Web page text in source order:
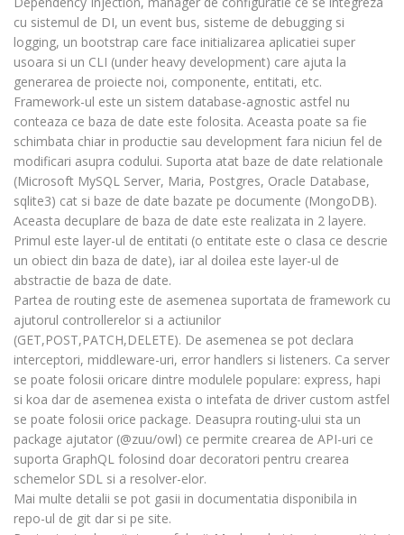
cu sistemul de DI, un event bus, sisteme de debugging si
logging, un bootstrap care face initializarea aplicatiei super
usoara si un CLI (under heavy development) care ajuta la
generarea de proiecte noi, componente, entitati, etc.
Framework-ul este un sistem database-agnostic astfel nu
conteaza ce baza de date este folosita. Aceasta poate sa fie
schimbata chiar in productie sau development fara niciun fel de
modificari asupra codului. Suporta atat baze de date relationale
(Microsoft MySQL Server, Maria, Postgres, Oracle Database,
sqlite3) cat si baze de date bazate pe documente (MongoDB).
Aceasta decuplare de baza de date este realizata in 2 layere.
Primul este layer-ul de entitati (o entitate este o clasa ce descrie
un obiect din baza de date), iar al doilea este layer-ul de
abstractie de baza de date.
Partea de routing este de asemenea suportata de framework cu
ajutorul controllerelor si a actiunilor
(GET,POST,PATCH,DELETE). De asemenea se pot declara
interceptori, middleware-uri, error handlers si listeners. Ca server
se poate folosii oricare dintre modulele populare: express, hapi
si koa dar de asemenea exista o intefata de driver custom astfel
se poate folosii orice package. Deasupra routing-ului sta un
package ajutator (@zuu/owl) ce permite crearea de API-uri ce
suporta GraphQL folosind doar decoratori pentru crearea
schemelor SDL si a resolver-elor.
Mai multe detalii se pot gasii in documentatia disponibila in
repo-ul de git dar si pe site.